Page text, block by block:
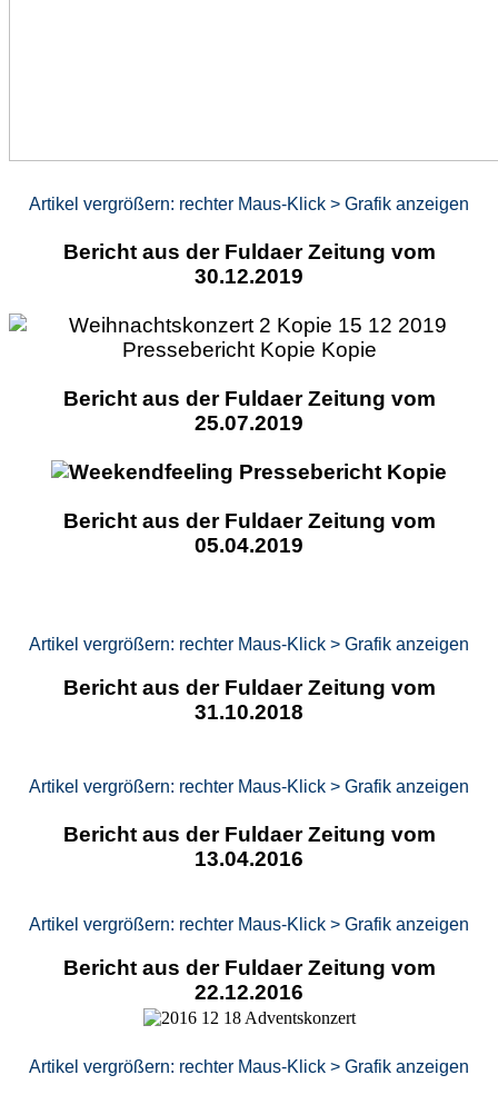
Artikel vergrößern: rechter Maus-Klick > Grafik anzeigen
Bericht aus der Fuldaer Zeitung vom
30.12.2019
Bericht aus der Fuldaer Zeitung vom
25.07.2019
Bericht aus der Fuldaer Zeitung vom
05.04.2019
Artikel vergrößern: rechter Maus-Klick > Grafik anzeigen
Bericht aus der Fuldaer Zeitung vom
31.10.2018
Artikel vergrößern: rechter Maus-Klick > Grafik anzeigen
Bericht aus der Fuldaer Zeitung vom
13.04.2016
Artikel vergrößern: rechter Maus-Klick > Grafik anzeigen
Bericht aus der Fuldaer Zeitung vom
22.12.2016
Artikel vergrößern: rechter Maus-Klick > Grafik anzeigen